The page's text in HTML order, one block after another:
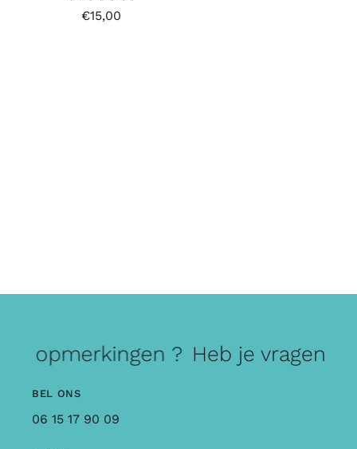
€15,00
opmerkingen ? Heb je vragen of
BEL ONS
06 15 17 90 09